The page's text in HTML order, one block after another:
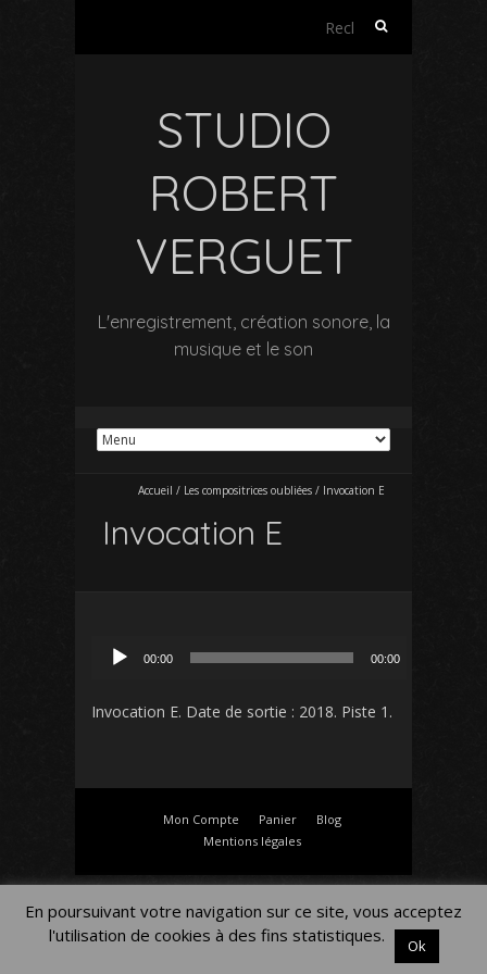
Rechercher :
STUDIO
ROBERT
VERGUET
L'enregistrement, création sonore, la
musique et le son
Accueil / Les compositrices oubliées / Invocation E
Invocation E
00:00 00:00
Invocation E. Date de sortie : 2018. Piste 1.
Mon Compte Panier
Blog
Mentions légales
En poursuivant votre navigation sur ce site, vous acceptez
l'utilisation de cookies à des fins statistiques.
Ok